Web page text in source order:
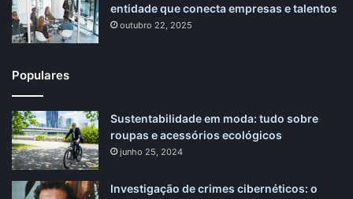
entidade que conecta empresas e talentos
outubro 22, 2025
Populares
Sustentabilidade em moda: tudo sobre
roupas e acessórios ecológicos
junho 25, 2024
Investigação de crimes cibernéticos: o